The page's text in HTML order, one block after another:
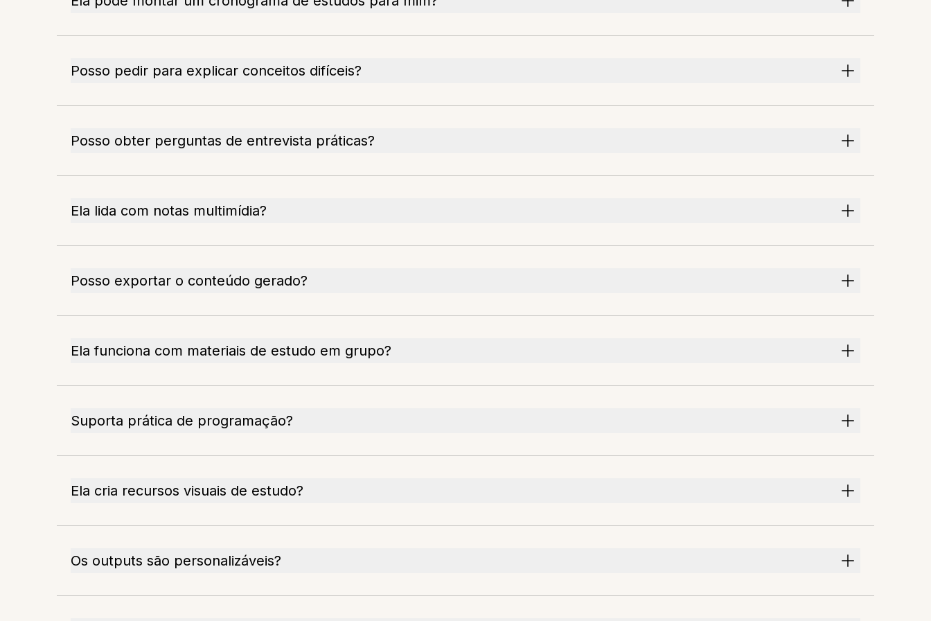
Posso pedir para explicar conceitos difíceis?
Posso obter perguntas de entrevista práticas?
Ela lida com notas multimídia?
Posso exportar o conteúdo gerado?
Ela funciona com materiais de estudo em grupo?
Suporta prática de programação?
Ela cria recursos visuais de estudo?
Os outputs são personalizáveis?